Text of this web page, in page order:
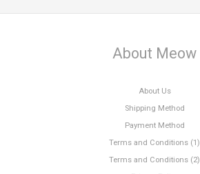
About Meow
About Us
Shipping Method
Payment Method
Terms and Conditions (1)
Terms and Conditions (2)